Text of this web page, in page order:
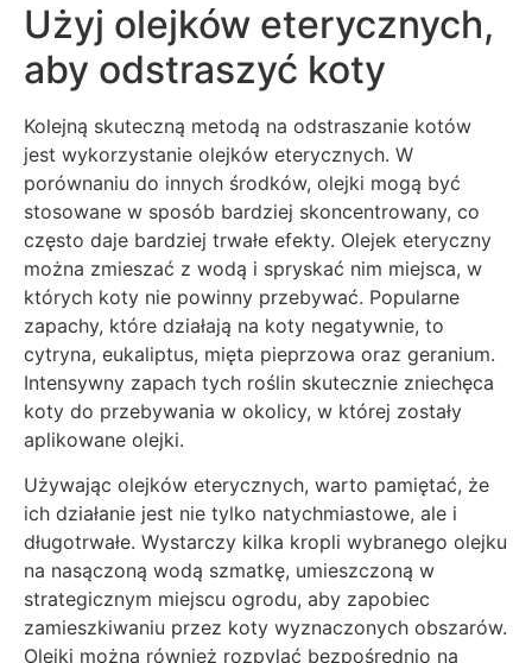
Użyj olejków eterycznych,
aby odstraszyć koty
Kolejną skuteczną metodą na odstraszanie kotów
jest wykorzystanie olejków eterycznych. W
porównaniu do innych środków, olejki mogą być
stosowane w sposób bardziej skoncentrowany, co
często daje bardziej trwałe efekty. Olejek eteryczny
można zmieszać z wodą i spryskać nim miejsca, w
których koty nie powinny przebywać. Popularne
zapachy, które działają na koty negatywnie, to
cytryna, eukaliptus, mięta pieprzowa oraz geranium.
Intensywny zapach tych roślin skutecznie zniechęca
koty do przebywania w okolicy, w której zostały
aplikowane olejki.
Używając olejków eterycznych, warto pamiętać, że
ich działanie jest nie tylko natychmiastowe, ale i
długotrwałe. Wystarczy kilka kropli wybranego olejku
na nasączoną wodą szmatkę, umieszczoną w
strategicznym miejscu ogrodu, aby zapobiec
zamieszkiwaniu przez koty wyznaczonych obszarów.
Olejki można również rozpylać bezpośrednio na